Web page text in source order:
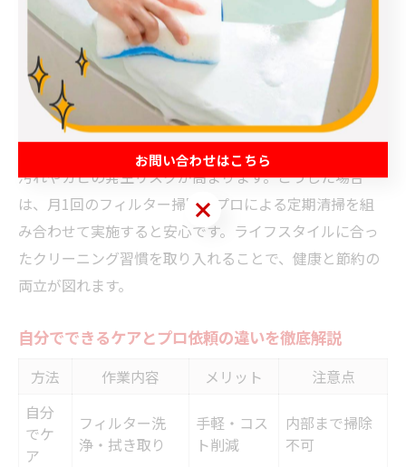
様や高齢者がいる家庭では、免疫力が低いためエアコン
内部のカビやホコリによる健康被害を防ぐため、こまめ
な点検と年1回以上のクリーニングが重要です。
共働き世帯やペットを飼っている家庭では、日中の不在
時にもエアコンを使い続けることが多く、フィルターの
汚れやカビの発生リスクが高まります。こうした場合
は、月1回のフィルター掃除とプロによる定期清掃を組
み合わせて実施すると安心です。ライフスタイルに合っ
たクリーニング習慣を取り入れることで、健康と節約の
両立が図れます。
自分でできるケアとプロ依頼の違いを徹底解説
方法 作業内容 メリット
注意点
自分
でケ
ア
フィルター洗
浄・拭き取り
手軽・コス
ト削減
内部まで掃除
不可
お問い合わせはこちら
お問い合わせはこちら